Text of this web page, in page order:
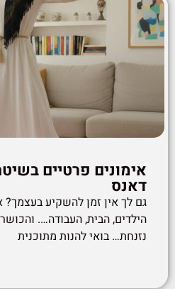
אימונים פרטיים
דאנס
גם לך אין זמן להשקיע
הילדים, הבית, העבודה….
נזנחת… בואי להנות מתוכנית